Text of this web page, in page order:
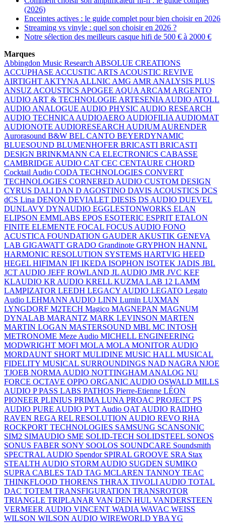
(2026)
Enceintes actives : le guide complet pour bien choisir en 2026
Streaming vs vinyle : quel son choisir en 2026 ?
Notre sélection des meilleurs casque hifi de 500 € à 2000 €
Marques
Abbingdon Music Research ABSOLUE CREATIONS
ACCUPHASE ACCUSTIC ARTS ACOUSTIC REVIVE
AIRTIGHT AKTYNA ALLNIC AMG AMR ANALYSIS PLUS
ANSUZ ACOUSTICS APOGEE AQUA ARCAM ARGENTO
AUDIO ART & TECHNOLOGIE ARTESENIA AUDIO ATOLL
AUDIO ANALOGUE AUDIO PHYSIC AUDIO RESEARCH
AUDIO TECHNICA AUDIOAERO AUDIOFILIA AUDIOMAT
AUDIONOTE AUDIORESEARCH AUDIUM AURENDER
Aurorasound B&W BEL CANTO BEYERDYNAMIC
BLUESOUND BLUMENHOFER BRICASTI BRICASTI
DESIGN BRINKMANN CA ELECTRONICS CABASSE
CAMBRIDGE AUDIO CAT CEC CENTAURE CHORD
Cocktail Audio CODA TECHNOLOGIES CONVERT
TECHNOLOGIES CORNERED AUDIO CUSTOM DESIGN
CYRUS DALI DAN D AGOSTINO DAVIS ACOUSTICS DCS
dCS Lina DENON DEVIALET DIESIS DS AUDIO DUEVEL
DUNLAVY DYNAUDIO EGGLESTONWORKS ELAN
ELIPSON EMMLABS EPOS ESOTERIC ESPRIT ETALON
FINITE ELEMENTE FOCAL FOCUS AUDIO FONO
ACUSTICA FOUNDATION GAUDER AKUSTIK GENEVA
LAB GIGAWATT GRADO Grandinote GRYPHON HANNL
HARMONIC RESOLUTION SYSTEMS HARTVIG HEED
HEGEL HIFIMAN IFI IKEDA ISOPHON ISOTEK JADIS JBL
JCT AUDIO JEFF ROWLAND JL AUDIO JMR JVC KEF
KLAUDIO KR AUDIO KRELL KUZMA LAB 12 LAMM
LAMPIZATOR LEEDH LEGACY AUDIO LEGATO Legato
Audio LEHMANN AUDIO LINN Lumin LUXMAN
LYNGDORF M2TECH Magico MAGNEPAN MAGNUM
DYNALAB MARANTZ MARK LEVINSON MARTEN
MARTIN LOGAN MASTERSOUND MBL MC INTOSH
METRONOME Meze Audio MICHELL ENGINEERING
MODWRIGHT MOFI MOLA MOLA MONITOR AUDIO
MORDAUNT SHORT MULIDINE MUSIC HALL MUSICAL
FIDELITY MUSICAL SURROUNDINGS NAD NAGRA NJOE
TJOEB NORMA AUDIO NOTTINGHAM ANALOG NU
FORCE OCTAVE OPPO ORGANIC AUDIO OSWALD MILLS
AUDIO PPASS LABS PATHOS Pierre-Etienne LÉON
PIONEER PLINIUS PRIMA LUNA PROAC PROJECT PS
AUDIO PURE AUDIO PYT Audio QAT AUDIO RAIDHO
RAVEN REGA REL RESOLUTION AUDIO REVO RHA
ROCKPORT TECHNOLOGIES SAMSUNG SCANSONIC
SIM2 SIMAUDIO SME SOLID-TECH SOLIDSTEEL SONOS
SONUS FABER SONY SOOLOS SOUNDCARE Soundsmith
SPECTRAL AUDIO Spendor SPIRAL GROOVE SRA Stax
STEALTH AUDIO STORM AUDIO SUGDEN SUMIKO
SUPRA CABLES TAD TAG MCLAREN TANNOY TEAC
THINKFLOOD THORENS THRAX TIVOLI AUDIO TOTAL
DAC TOTEM TRANSFIGURATION TRANSROTOR
TRIANGLE TRIPLANAR VAN DEN HUL VANDERSTEEN
VERMEER AUDIO VINCENT WADIA WAVAC WEISS
WILSON WILSON AUDIO WIREWORLD YBA YG